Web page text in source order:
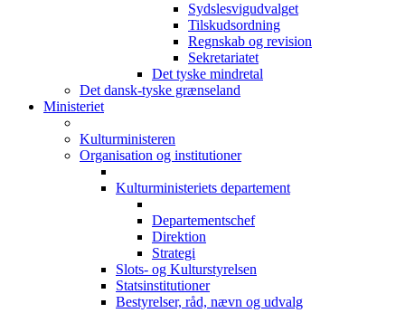
Sydslesvigudvalget
Tilskudsordning
Regnskab og revision
Sekretariatet
Det tyske mindretal
Det dansk-tyske grænseland
Ministeriet
Kulturministeren
Organisation og institutioner
Kulturministeriets departement
Departementschef
Direktion
Strategi
Slots- og Kulturstyrelsen
Statsinstitutioner
Bestyrelser, råd, nævn og udvalg